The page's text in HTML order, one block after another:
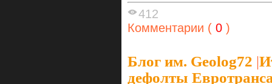
412
Комментарии ( 0 )
Блог им. Geolog72 |
дефолты